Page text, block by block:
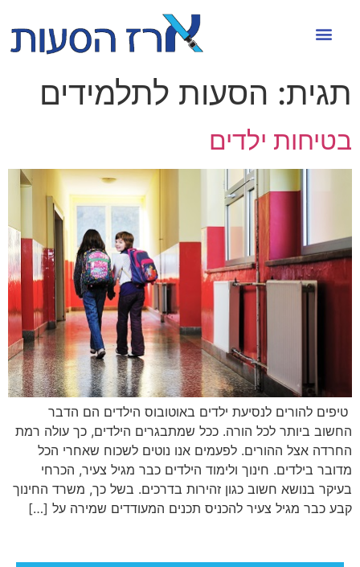
תגית: הסעות לתלמידים
בטיחות ילדים
טיפים להורים לנסיעת ילדים באוטובוס הילדים הם הדבר
החשוב ביותר לכל הורה. ככל שמתבגרים הילדים, כך עולה רמת
החרדה אצל ההורים. לפעמים אנו נוטים לשכוח שאחרי הכל
מדובר בילדים. חינוך ולימוד הילדים כבר מגיל צעיר, הכרחי
בעיקר בנושא חשוב כגון זהירות בדרכים. בשל כך, משרד החינוך
קבע כבר מגיל צעיר להכניס תכנים המעודדים שמירה על […]